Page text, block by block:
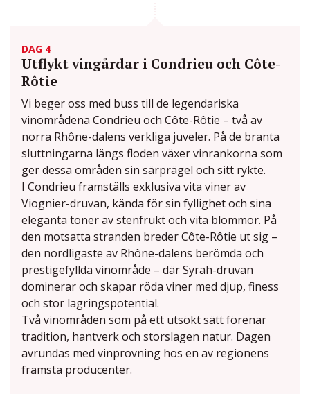
DAG 4
Utflykt vingårdar i Condrieu och Côte-
Rôtie
Vi beger oss med buss till de legendariska
vinområdena Condrieu och Côte-Rôtie – två av
norra Rhône-dalens verkliga juveler. På de branta
sluttningarna längs floden växer vinrankorna som
ger dessa områden sin särprägel och sitt rykte.
I Condrieu framställs exklusiva vita viner av
Viognier-druvan, kända för sin fyllighet och sina
eleganta toner av stenfrukt och vita blommor. På
den motsatta stranden breder Côte-Rôtie ut sig –
den nordligaste av Rhône-dalens berömda och
prestigefyllda vinområde – där Syrah-druvan
dominerar och skapar röda viner med djup, finess
och stor lagringspotential.
Två vinområden som på ett utsökt sätt förenar
tradition, hantverk och storslagen natur. Dagen
avrundas med vinprovning hos en av regionens
främsta producenter.